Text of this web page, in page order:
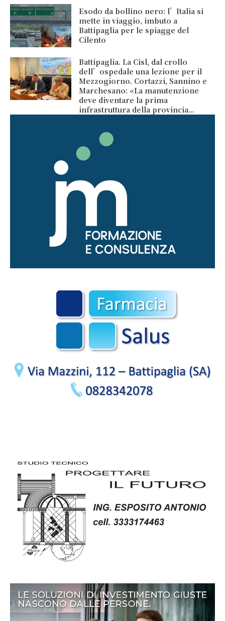
Esodo da bollino nero: l’Italia si
mette in viaggio, imbuto a
Battipaglia per le spiagge del
Cilento
Battipaglia. La Cisl, dal crollo
dell’ospedale una lezione per il
Mezzogiorno. Cortazzi, Sannino e
Marchesano: «La manutenzione
deve diventare la prima
infrastruttura della provincia...